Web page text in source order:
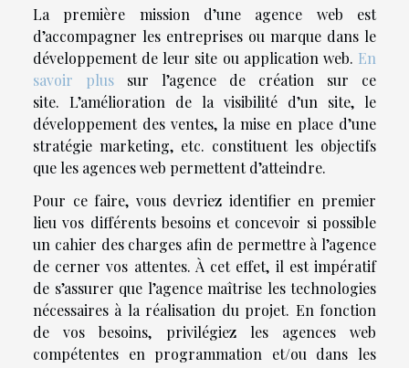
La première mission d’une agence web est
d’accompagner les entreprises ou marque dans le
développement de leur site ou application web. En
savoir plus sur l’agence de création sur ce
site. L’amélioration de la visibilité d’un site, le
développement des ventes, la mise en place d’une
stratégie marketing, etc. constituent les objectifs
que les agences web permettent d’atteindre.
Pour ce faire, vous devriez identifier en premier
lieu vos différents besoins et concevoir si possible
un cahier des charges afin de permettre à l’agence
de cerner vos attentes. À cet effet, il est impératif
de s’assurer que l’agence maîtrise les technologies
nécessaires à la réalisation du projet. En fonction
de vos besoins, privilégiez les agences web
compétentes en programmation et/ou dans les